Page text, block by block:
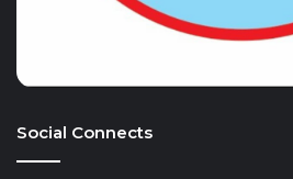
Social Connects